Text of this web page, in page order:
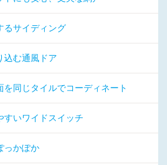
サイディング
む通風ドア
同じタイルでコーディネート
いワイドスイッチ
っかぽか